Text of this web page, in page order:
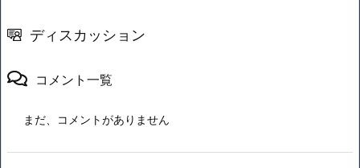
ディスカッション
コメント一覧
まだ、コメントがありません